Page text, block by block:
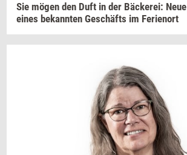
Sie mögen den Duft in der Bäckerei: Neue
eines be­kan­n­ten Geschäfts im Fe­ri­enort